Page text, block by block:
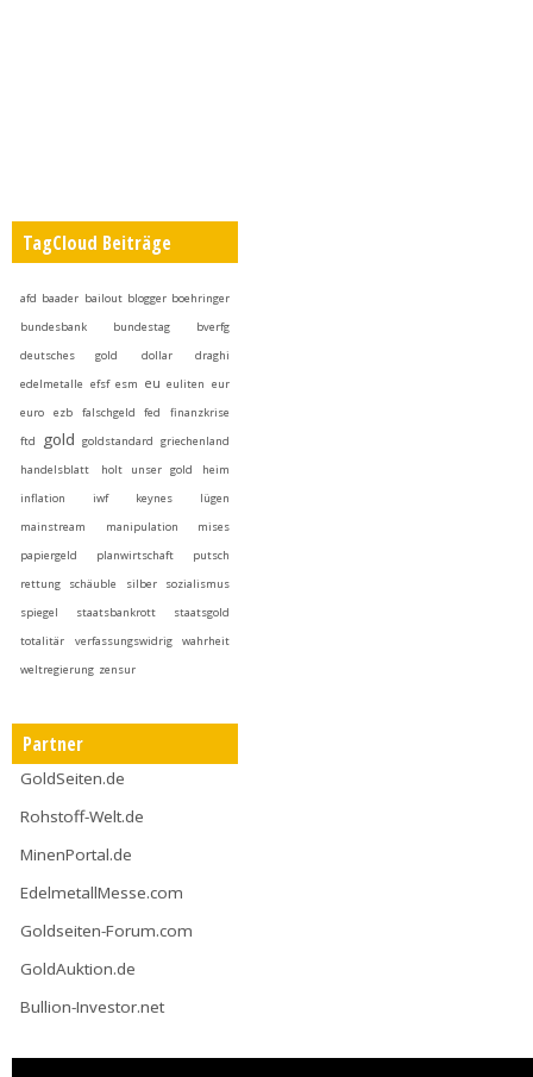
TagCloud Beiträge
afd baader bailout blogger boehringer
bundesbank
bundestag
bverfg
deutsches gold
dollar
draghi
edelmetalle efsf esm eu euliten eur
euro
ezb falschgeld fed
finanzkrise
ftd
gold goldstandard griechenland
handelsblatt
holt unser gold heim
inflation
iwf keynes
lügen
mainstream
manipulation
mises
papiergeld
planwirtschaft
putsch
rettung
schäuble silber
sozialismus
spiegel
staatsbankrott
staatsgold
totalitär
verfassungswidrig
wahrheit
weltregierung zensur
Partner
GoldSeiten.de
Rohstoff-Welt.de
MinenPortal.de
EdelmetallMesse.com
Goldseiten-Forum.com
GoldAuktion.de
Bullion-Investor.net